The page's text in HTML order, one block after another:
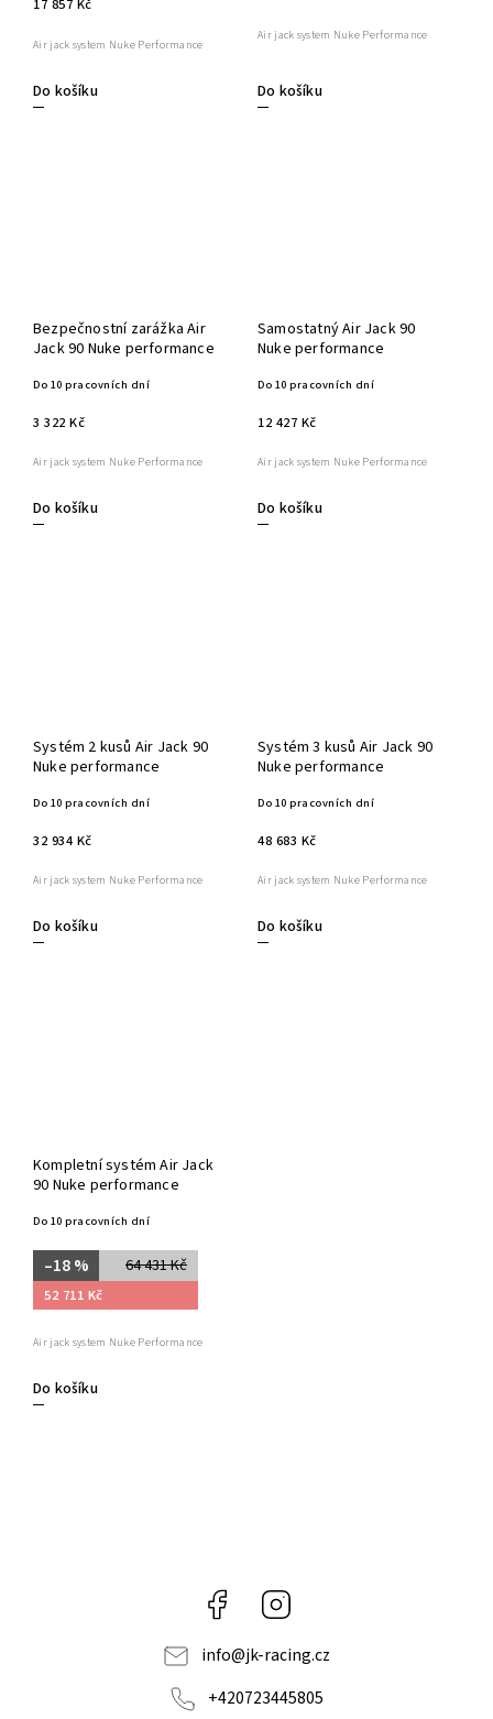
17 857 Kč
Do košíku
Air jack system Nuke Performance
Do košíku
Air jack system Nuke Performance
Bezpečnostní zarážka Air
Jack 90 Nuke performance
Do 10 pracovních dní
3 322 Kč
Do košíku
Air jack system Nuke Performance
Samostatný Air Jack 90
Nuke performance
Do 10 pracovních dní
12 427 Kč
Do košíku
Air jack system Nuke Performance
Systém 2 kusů Air Jack 90
Nuke performance
Do 10 pracovních dní
32 934 Kč
Do košíku
Air jack system Nuke Performance
Systém 3 kusů Air Jack 90
Nuke performance
Do 10 pracovních dní
48 683 Kč
Do košíku
Air jack system Nuke Performance
Kompletní systém Air Jack
90 Nuke performance
Do 10 pracovních dní
64 431 Kč
–18 %
52 711 Kč
Do košíku
Air jack system Nuke Performance
Facebook
info@jk-racing.cz
+420723445805